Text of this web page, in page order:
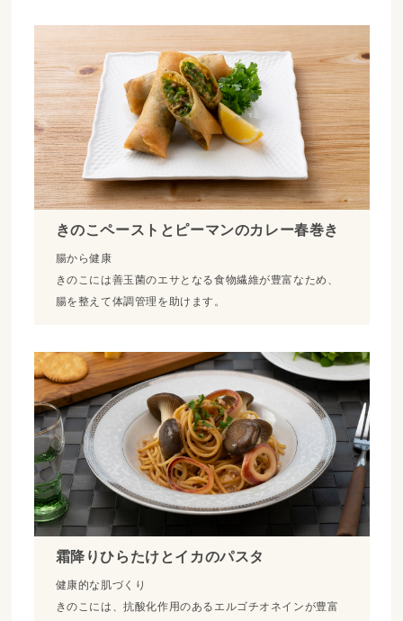
きのこペーストとピーマンのカレー春巻き
腸から健康
きのこには善玉菌のエサとなる食物繊維が豊富なため、
腸を整えて体調管理を助けます。
霜降りひらたけとイカのパスタ
健康的な肌づくり
きのこには、抗酸化作用のあるエルゴチオネインが豊富